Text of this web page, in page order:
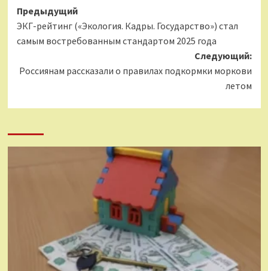
Навигация
записи
Предыдущий
ЭКГ-рейтинг («Экология. Кадры. Государство») стал
самым востребованным стандартом 2025 года
Следующий:
Россиянам рассказали о правилах подкормки моркови
летом